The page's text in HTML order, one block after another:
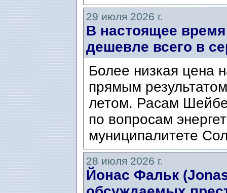
29 июля 2026 г.
В настоящее
дешевле всего в
Более низкая цена
прямым
летом. Расам
по вопросам
муниципалитете
28 июля 2026 г.
Йонас Фальк